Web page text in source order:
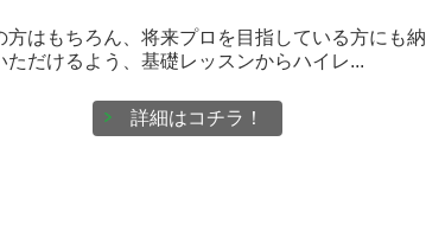
方はもちろん、将来プロを目指している方にも納
ただけるよう、基礎レッスンからハイレ...
詳細はコチラ！